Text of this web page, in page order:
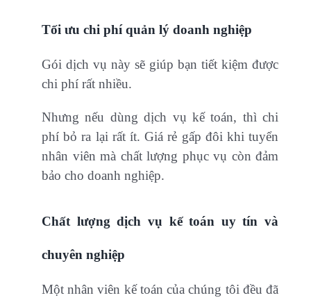
Tối ưu chi phí quản lý doanh nghiệp
Gói dịch vụ này sẽ giúp bạn tiết kiệm được
chi phí rất nhiều.
Nhưng nếu dùng dịch vụ kế toán, thì chi
phí bỏ ra lại rất ít. Giá rẻ gấp đôi khi tuyển
nhân viên mà chất lượng phục vụ còn đảm
bảo cho doanh nghiệp.
Chất lượng dịch vụ kế toán uy tín và
chuyên nghiệp
Một nhân viên kế toán của chúng tôi đều đã